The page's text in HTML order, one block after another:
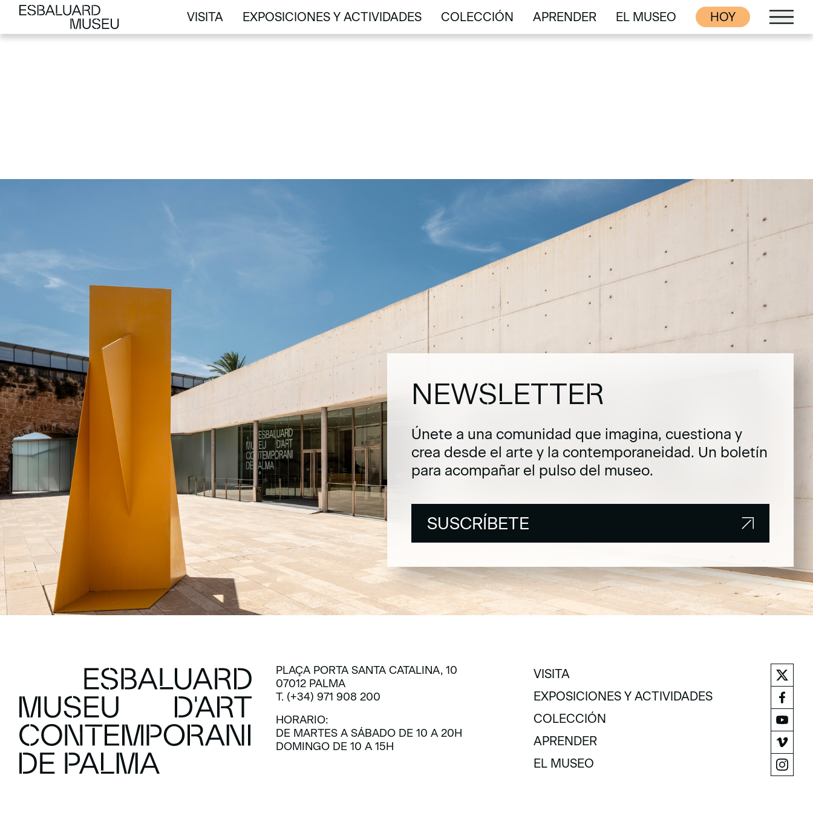
VISITA
VISITA
EXPOSICIONES Y ACTIVIDADES
EXPOSICIONES Y ACTIVIDADES
COLECCIÓN
COLECCIÓN
APRENDER
APRENDER
EL MUSEO
EL MUSEO
HOY
NEWSLETTER
Únete a una comunidad que imagina, cuestiona y
crea desde el arte y la contemporaneidad. Un boletín
para acompañar el pulso del museo.
SUSCRÍBETE
PLAÇA PORTA SANTA CATALINA, 10
07012 PALMA
T. (+34) 971 908 200
HORARIO:
DE MARTES A SÁBADO DE 10 A 20H
DOMINGO DE 10 A 15H
VISITA
VISITA
EXPOSICIONES Y ACTIVIDADES
EXPOSICIONES Y ACTIVIDADES
COLECCIÓN
COLECCIÓN
APRENDER
APRENDER
EL MUSEO